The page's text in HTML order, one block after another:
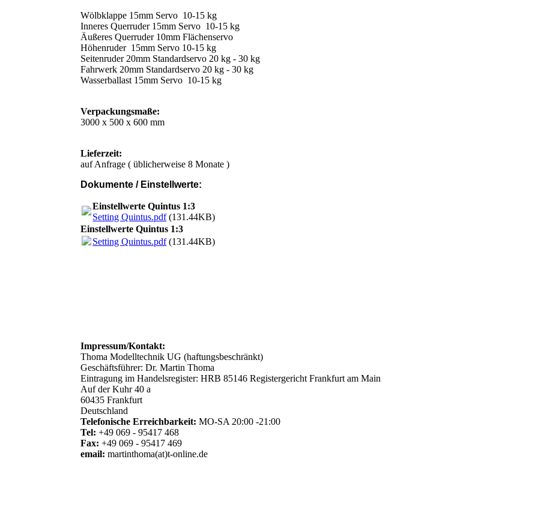
Wölbklappe 15mm Servo 10-15 kg
Inneres Querruder 15mm Servo 10-15 kg
Äußeres Querruder 10mm Flächenservo
Höhenruder 15mm Servo 10-15 kg
Seitenruder 20mm Standardservo 20 kg - 30 kg
Fahrwerk 20mm Standardservo 20 kg - 30 kg
Wasserballast 15mm Servo 10-15 kg
Verpackungsmaße:
3000 x 500 x 600 mm
Lieferzeit:
auf Anfrage ( üblicherweise 8 Monate )
Dokumente / Einstellwerte:
Einstellwerte Quintus 1:3
Setting Quintus.pdf(131.44KB)
Einstellwerte Quintus 1:3
Setting Quintus.pdf(131.44KB)
Impressum/Kontakt:
Thoma Modelltechnik UG (haftungsbeschränkt)
Geschäftsführer: Dr. Martin Thoma
Eintragung im Handelsregister: HRB 85146 Registergericht Frankfurt am Main
Auf der Kuhr 40 a
60435 Frankfurt
Deutschland
Telefonische Erreichbarkeit: MO-SA 20:00 -21:00
Tel: +49 069 - 95417 468
Fax: +49 069 - 95417 469
email: martinthoma(at)t-online.de